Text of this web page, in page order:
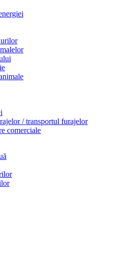
/ transportul furajelor
comerciale